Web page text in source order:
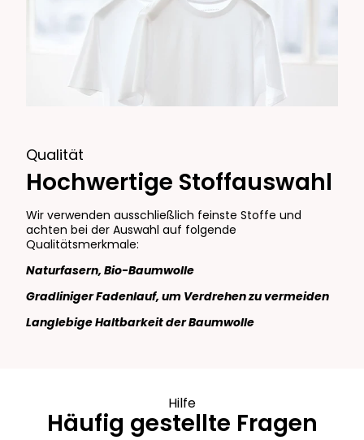
Qualität
Hochwertige Stoffauswahl
Wir verwenden ausschließlich feinste Stoffe und
achten bei der Auswahl auf folgende
Qualitätsmerkmale:
Naturfasern, Bio-Baumwolle
Gradliniger Fadenlauf, um Verdrehen zu vermeiden
Langlebige Haltbarkeit der Baumwolle
Hilfe
Häufig gestellte Fragen